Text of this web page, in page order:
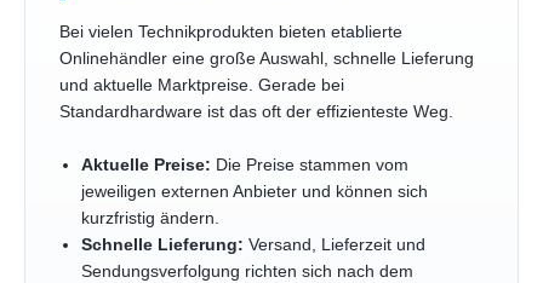
Bei vielen Technikprodukten bieten etablierte
Onlinehändler eine große Auswahl, schnelle Lieferung
und aktuelle Marktpreise. Gerade bei
Standardhardware ist das oft der effizienteste Weg.
Aktuelle Preise: Die Preise stammen vom
jeweiligen externen Anbieter und können sich
kurzfristig ändern.
Schnelle Lieferung: Versand, Lieferzeit und
Sendungsverfolgung richten sich nach dem